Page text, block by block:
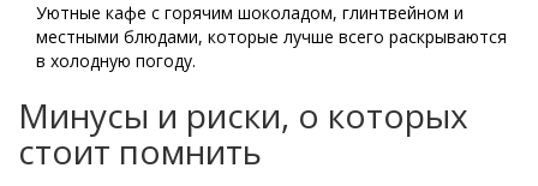
Уютные кафе с горячим шоколадом, глинтвейном и
местными блюдами, которые лучше всего раскрываются
в холодную погоду.
Минусы и риски, о которых
стоит помнить